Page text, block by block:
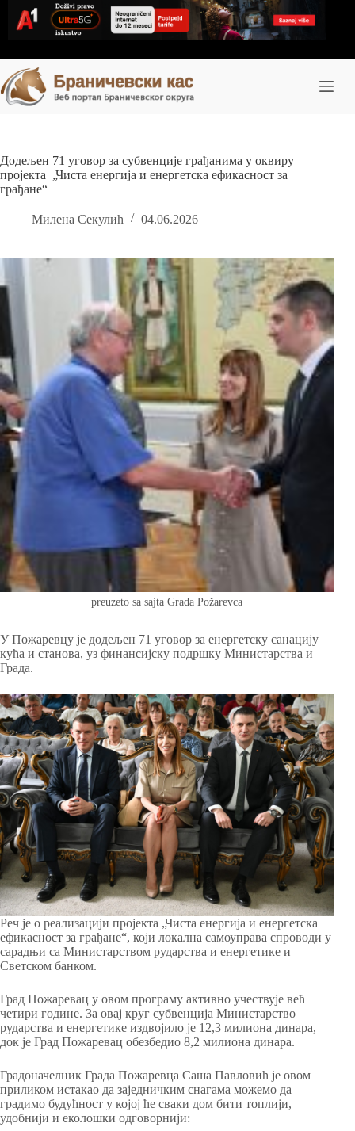
content
Додељен 71 уговор за субвенције грађанима у оквиру
пројекта „Чиста енергија и енергетска ефикасност за
грађане“
Милена Секулић 04.06.2026
preuzeto sa sajta Grada Požarevca
У Пожаревцу је додељен 71 уговор за енергетску санацију
кућа и станова, уз финансијску подршку Министарства и
Града.
Реч је о реализацији пројекта „Чиста енергија и енергетска
ефикасност за грађане“, који локална самоуправа спроводи у
сарадњи са Министарством рударства и енергетике и
Светском банком.
Град Пожаревац у овом програму активно учествује већ
четири године. За овај круг субвенција Министарство
рударства и енергетике издвојило је 12,3 милиона динара,
док је Град Пожаревац обезбедио 8,2 милиона динара.
Градоначелник Града Пожаревца Саша Павловић је овом
приликом истакао да заједничким снагама можемо да
градимо будућност у којој ће сваки дом бити топлији,
удобнији и еколошки одговорнији: